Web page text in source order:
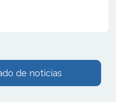
de noticias